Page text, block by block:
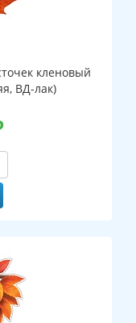
кленовый
ВД-лак)